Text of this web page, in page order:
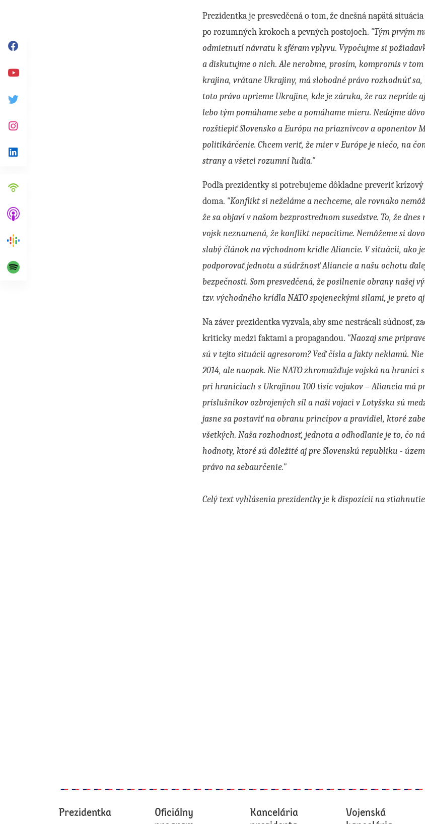
Prezidentka je presvedčená o tom, že dnešná napätá
po rozumných krokoch a pevných postojoch. "Tým prvým
odmietnutí návratu k sféram vplyvu. Vypočujme si
a diskutujme o nich. Ale nerobme, prosím, kompromis v
krajina, vrátane Ukrajiny, má slobodné právo rozhodnúť
toto právo uprieme Ukrajine, kde je záruka, že raz nepríde
lebo tým pomáhame sebe a pomáhame mieru. Nedajme
rozštiepiť Slovensko a Európu na priaznivcov a oponentov
politikárčenie. Chcem veriť, že mier v Európe je niečo, na
strany a všetci rozumní ľudia."
Podľa prezidentky si potrebujeme dôkladne preveriť
doma. "Konflikt si neželáme a nechceme, ale rovnako
že sa objaví v našom bezprostrednom susedstve. To, že
vojsk neznamená, že konflikt nepocítime. Nemôžeme si
slabý článok na východnom krídle Aliancie. V situácii, ako
podporovať jednotu a súdržnosť Aliancie a našu ochotu
bezpečnosti. Som presvedčená, že posilnenie obrany našej
tzv. východného krídla NATO spojeneckými silami, je preto
Na záver prezidentka vyzvala, aby sme nestrácali súdnosť,
kriticky medzi faktami a propagandou. "Naozaj sme
sú v tejto situácii agresorom? Veď čísla a fakty neklamú.
2014, ale naopak. Nie NATO zhromažďuje vojská na hranici
pri hraniciach s Ukrajinou 100 tisíc vojakov – Aliancia má
príslušníkov ozbrojených síl a naši vojaci v Lotyšsku sú
jasne sa postaviť na obranu princípov a pravidiel, ktoré
všetkých. Naša rozhodnosť, jednota a odhodlanie je to, čo
hodnoty, ktoré sú dôležité aj pre Slovenskú republiku -
právo na sebaurčenie."
Celý text vyhlásenia prezidentky je k dispozícii na
Prezidentka
Oficiálny
Kancelária
Vojenská
Facebook
Twitter
Instagram